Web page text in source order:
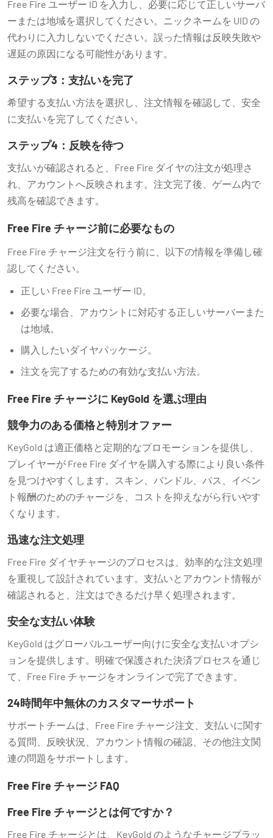
Free Fire ユーザー ID を入力し、必要に応じて正しいサーバ
ーまたは地域を選択してください。ニックネームを UID の
代わりに入力しないでください。誤った情報は反映失敗や
遅延の原因になる可能性があります。
ステップ3：支払いを完了
希望する支払い方法を選択し、注文情報を確認して、安全
に支払いを完了してください。
ステップ4：反映を待つ
支払いが確認されると、Free Fire ダイヤの注文が処理さ
れ、アカウントへ反映されます。注文完了後、ゲーム内で
残高を確認できます。
Free Fire チャージ前に必要なもの
Free Fire チャージ注文を行う前に、以下の情報を準備し確
認してください。
正しい Free Fire ユーザー ID。
必要な場合、アカウントに対応する正しいサーバーまた
は地域。
購入したいダイヤパッケージ。
注文を完了するための有効な支払い方法。
Free Fire チャージに KeyGold を選ぶ理由
競争力のある価格と特別オファー
KeyGold は適正価格と定期的なプロモーションを提供し、
プレイヤーが Free Fire ダイヤを購入する際により良い条件
を見つけやすくします。スキン、バンドル、パス、イベン
ト報酬のためのチャージを、コストを抑えながら行いやす
くなります。
迅速な注文処理
Free Fire ダイヤチャージのプロセスは、効率的な注文処理
を重視して設計されています。支払いとアカウント情報が
確認されると、注文はできるだけ早く処理されます。
安全な支払い体験
KeyGold はグローバルユーザー向けに安全な支払いオプシ
ョンを提供します。明確で保護された決済プロセスを通じ
て、Free Fire チャージをオンラインで完了できます。
24時間年中無休のカスタマーサポート
サポートチームは、Free Fire チャージ注文、支払いに関す
る質問、反映状況、アカウント情報の確認、その他注文関
連の問題をサポートします。
Free Fire チャージ FAQ
Free Fire チャージとは何ですか？
Free Fire チャージとは、KeyGold のようなチャージプラッ